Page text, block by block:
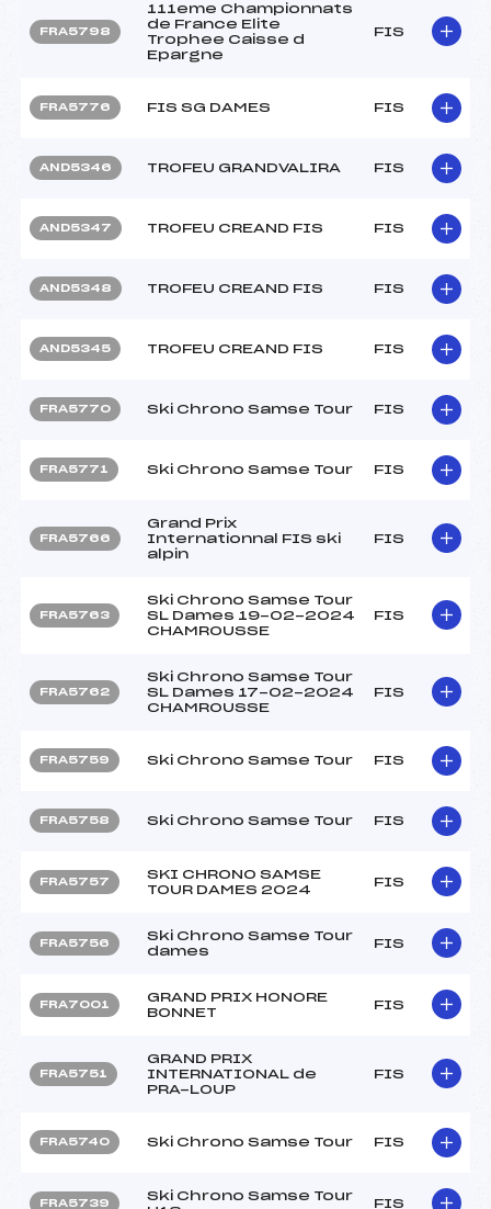
FRA5798
111eme Championnats
de France Elite
Trophee Caisse d
Epargne
FIS
FRA5776 FIS SG DAMES FIS
AND5346 TROFEU GRANDVALIRA FIS
AND5347 TROFEU CREAND FIS FIS
AND5348 TROFEU CREAND FIS FIS
AND5345 TROFEU CREAND FIS FIS
FRA5770 Ski Chrono Samse Tour FIS
FRA5771 Ski Chrono Samse Tour FIS
FRA5766
Grand Prix
Internationnal FIS ski
alpin
FIS
FRA5763
Ski Chrono Samse Tour
SL Dames 19-02-2024
CHAMROUSSE
FIS
FRA5762
Ski Chrono Samse Tour
SL Dames 17-02-2024
CHAMROUSSE
FIS
FRA5759 Ski Chrono Samse Tour FIS
FRA5758 Ski Chrono Samse Tour FIS
FRA5757
SKI CHRONO SAMSE
TOUR DAMES 2024
FIS
FRA5756
Ski Chrono Samse Tour
dames
FIS
FRA7001
GRAND PRIX HONORE
BONNET
FIS
FRA5751
GRAND PRIX
INTERNATIONAL de
PRA-LOUP
FIS
FRA5740 Ski Chrono Samse Tour FIS
FRA5739
Ski Chrono Samse Tour
FIS